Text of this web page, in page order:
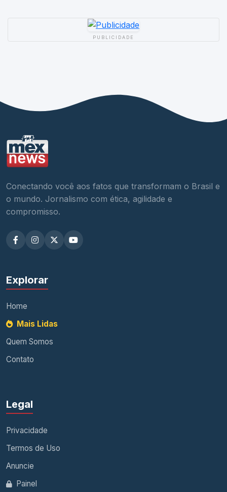
PUBLICIDADE
Conectando você aos fatos que transformam o Brasil e
o mundo. Jornalismo com ética, agilidade e
compromisso.
Explorar
Home
Mais Lidas
Quem Somos
Contato
Legal
Privacidade
Termos de Uso
Anuncie
Painel